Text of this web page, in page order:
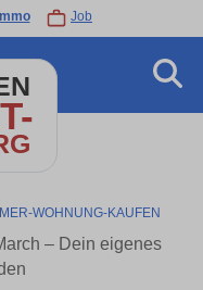
Immo Job
WOHNUNG-KAUFEN
– Dein eigenes